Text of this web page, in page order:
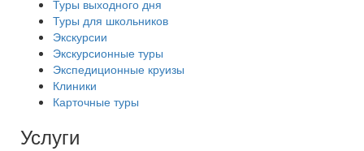
Туры выходного дня
Туры для школьников
Экскурсии
Экскурсионные туры
Экспедиционные круизы
Клиники
Карточные туры
Услуги